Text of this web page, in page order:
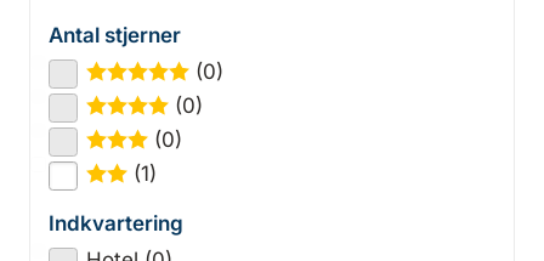
Antal stjerner
★★★★★
(0)
★★★★
(0)
★★★
(0)
★★
(1)
Indkvartering